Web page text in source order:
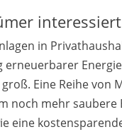
in
erneuerbarer
Eine Reihe von
noch mehr saubere
eine